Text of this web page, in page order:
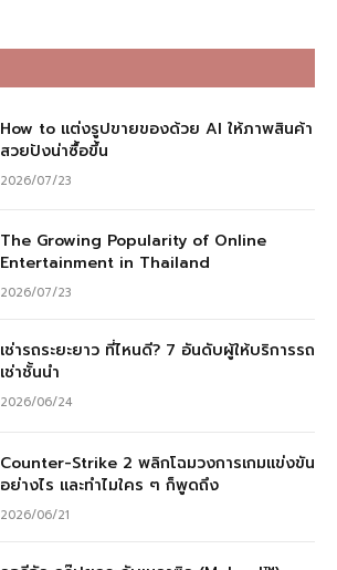
How to แต่งรูปขายของด้วย AI ให้ภาพสินค้า
สวยปังน่าซื้อขึ้น
2026/07/23
The Growing Popularity of Online
Entertainment in Thailand
2026/07/23
เช่ารถระยะยาว ที่ไหนดี? 7 อันดับผู้ให้บริการรถ
เช่าชั้นนำ
2026/06/24
Counter-Strike 2 พลิกโฉมวงการเกมแข่งขัน
อย่างไร และทำไมใคร ๆ ก็พูดถึง
2026/06/21